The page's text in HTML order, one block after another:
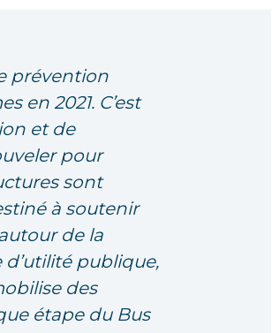
prévention
en 2021. C’est
et de
pour
sont
à soutenir
de la
publique,
des
étape du Bus